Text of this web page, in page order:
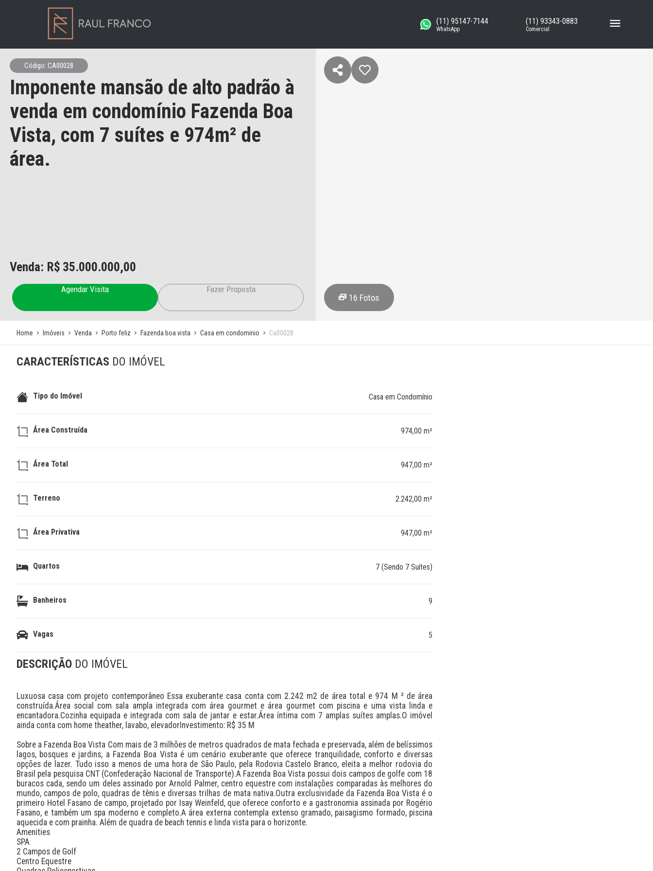
(11) 95147-7144
WhatsApp
(11) 93343-0883
Comercial
Código: CA00028
Imponente mansão de alto padrão à
venda em condomínio Fazenda Boa
Vista, com 7 suítes e 974m² de
área.
Venda: R$ 35.000.000,00
Agendar Visita Fazer Proposta
16 Fotos
Home Imóveis Venda Porto feliz Fazenda boa vista Casa em condominio Ca00028
CARACTERÍSTICAS DO IMÓVEL
Tipo do Imóvel Casa em Condomínio
Área Construída 974,00 m²
Área Total 947,00 m²
Terreno 2.242,00 m²
Área Privativa 947,00 m²
Quartos 7 (Sendo 7 Suítes)
Banheiros 9
Vagas 5
DESCRIÇÃO DO IMÓVEL
Luxuosa casa com projeto contemporâneo Essa exuberante casa conta com 2.242 m2 de área total e 974 M ² de área
construída.Área social com sala ampla integrada com área gourmet e área gourmet com piscina e uma vista linda e
encantadora.Cozinha equipada e integrada com sala de jantar e estar.Área íntima com 7 amplas suítes amplas.O imóvel
ainda conta com home theather, lavabo, elevadorInvestimento: R$ 35 M
Sobre a Fazenda Boa Vista Com mais de 3 milhões de metros quadrados de mata fechada e preservada, além de belíssimos
lagos, bosques e jardins, a Fazenda Boa Vista é um cenário exuberante que oferece tranquilidade, conforto e diversas
opções de lazer. Tudo isso a menos de uma hora de São Paulo, pela Rodovia Castelo Branco, eleita a melhor rodovia do
Brasil pela pesquisa CNT (Confederação Nacional de Transporte).A Fazenda Boa Vista possui dois campos de golfe com 18
buracos cada, sendo um deles assinado por Arnold Palmer, centro equestre com instalações comparadas às melhores do
mundo, campos de polo, quadras de tênis e diversas trilhas de mata nativa.Outra exclusividade da Fazenda Boa Vista é o
primeiro Hotel Fasano de campo, projetado por Isay Weinfeld, que oferece conforto e a gastronomia assinada por Rogério
Fasano, e também um spa moderno e completo.A área externa contempla extenso gramado, paisagismo formado, piscina
aquecida e com prainha. Além de quadra de beach tennis e linda vista para o horizonte.
Amenities
SPA
2 Campos de Golf
Centro Equestre